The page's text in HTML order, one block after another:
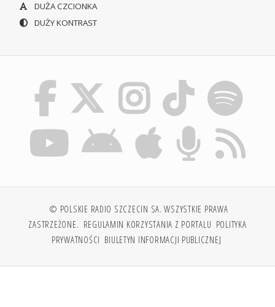
DUŻA CZCIONKA
DUŻY KONTRAST
© POLSKIE RADIO SZCZECIN SA. WSZYSTKIE PRAWA
ZASTRZEŻONE. REGULAMIN KORZYSTANIA Z PORTALU POLITYKA
PRYWATNOŚCI BIULETYN INFORMACJI PUBLICZNEJ